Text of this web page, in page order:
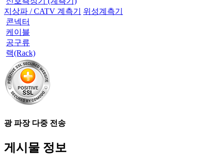
지상파 / CATV 계측기
위성계측기
콘넥터
케이블
공구류
랙(Rack)
광 파장 다중 전송
게시물 정보